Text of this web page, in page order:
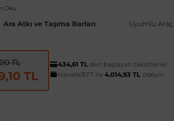
Oku
Ara Atkı ve Taşıma Barları Uyumlu Araç
TL
TL
434,61 TL den başlayan taksitlerle!
Havale/EFT ile 4.014,93 TL ödeyin